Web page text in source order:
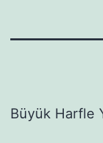
Büyük Harfle